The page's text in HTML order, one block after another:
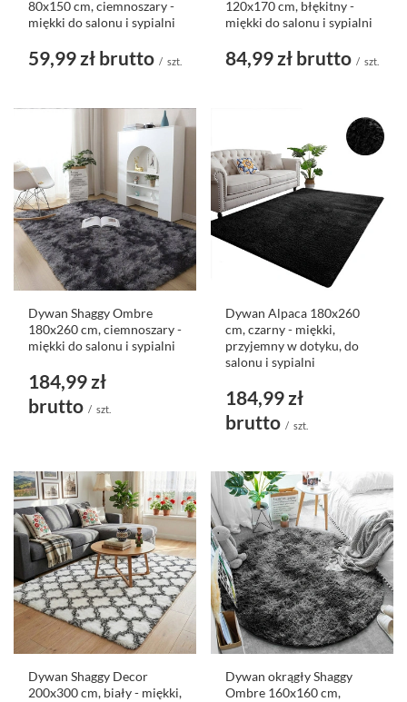
80x150 cm, ciemnoszary -
miękki do salonu i sypialni
59,99 zł brutto / szt.
120x170 cm, błękitny -
miękki do salonu i sypialni
84,99 zł brutto / szt.
Dywan Shaggy Ombre
180x260 cm, ciemnoszary -
miękki do salonu i sypialni
184,99 zł
brutto / szt.
Dywan Alpaca 180x260
cm, czarny - miękki,
przyjemny w dotyku, do
salonu i sypialni
184,99 zł
brutto / szt.
Dywan Shaggy Decor
200x300 cm, biały - miękki,
Dywan okrągły Shaggy
Ombre 160x160 cm,